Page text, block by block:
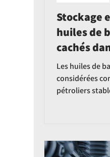
Stockage
huiles de
cachés
comment
Les huiles de
considérées
pétroliers
par
température